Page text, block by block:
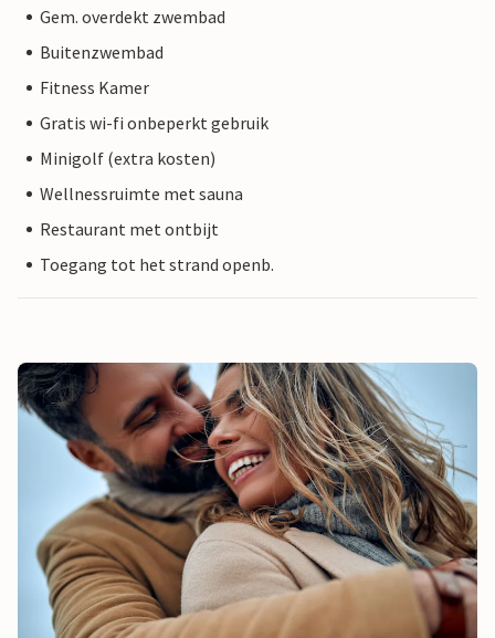
Gem. overdekt zwembad
Buitenzwembad
Fitness Kamer
Gratis wi-fi onbeperkt gebruik
Minigolf (extra kosten)
Wellnessruimte met sauna
Restaurant met ontbijt
Toegang tot het strand openb.